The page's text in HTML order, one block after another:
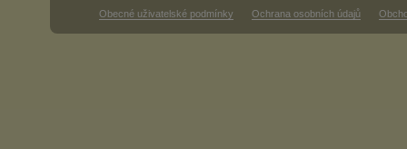
Obecné uživatelské podmínky Ochrana osobních údajů